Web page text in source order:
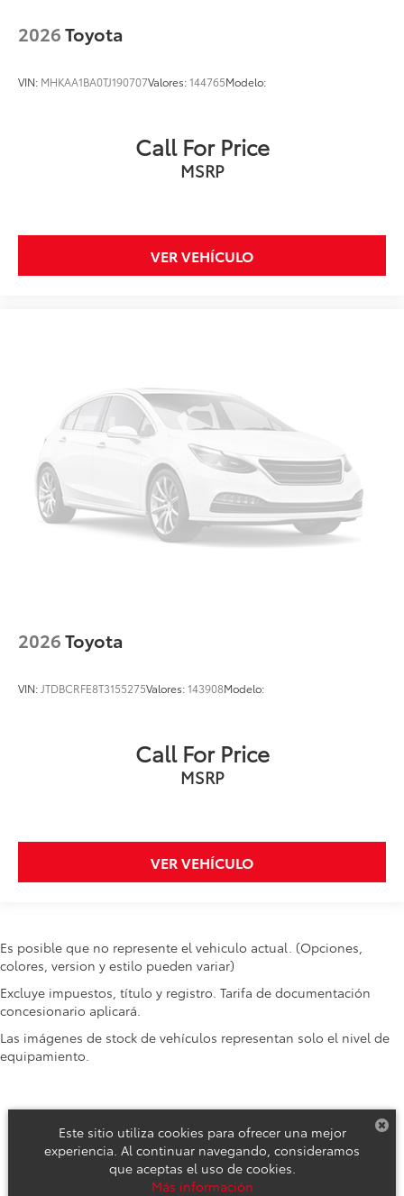
2026Toyota
VIN: MHKAA1BA0TJ190707Valores:144765Modelo:
Call For Price
MSRP
VER VEHÍCULO
2026Toyota
VIN: JTDBCRFE8T3155275Valores:143908Modelo:
Call For Price
MSRP
VER VEHÍCULO
Es posible que no represente el vehiculo actual. (Opciones,
colores, version y estilo pueden variar)
Excluye impuestos, título y registro. Tarifa de documentación
concesionario aplicará.
Las imágenes de stock de vehículos representan solo el nivel de
equipamiento.
Derechos de autor © 2026 por DealerOn Mapa del sitio
Este sitio utiliza cookies para ofrecer una mejor
experiencia. Al continuar navegando, consideramos
que aceptas el uso de cookies.
Más información